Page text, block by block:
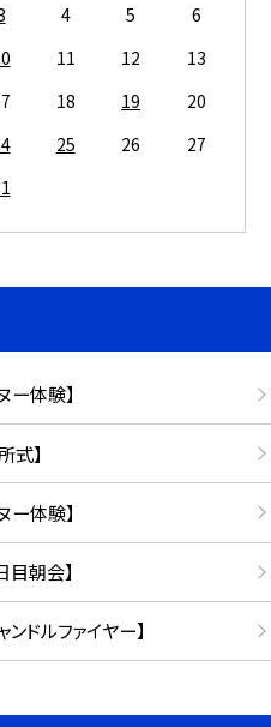
4 5
6
11 12
13
18 19
20
25 26
27
体験】
式】
体験】
朝会】
ドルファイヤー】